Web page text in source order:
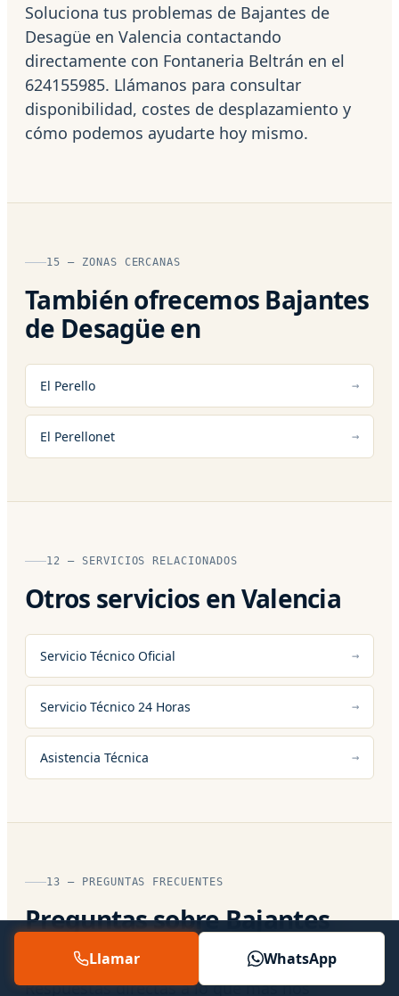
Soluciona tus problemas de Bajantes de
Desagüe en Valencia contactando
directamente con Fontaneria Beltrán en el
624155985. Llámanos para consultar
disponibilidad, costes de desplazamiento y
cómo podemos ayudarte hoy mismo.
15 — ZONAS CERCANAS
También ofrecemos Bajantes
de Desagüe en
El Perello
El Perellonet
12 — SERVICIOS RELACIONADOS
Otros servicios en Valencia
Servicio Técnico Oficial
Servicio Técnico 24 Horas
Asistencia Técnica
13 — PREGUNTAS FRECUENTES
Preguntas sobre Bajantes
Desagues en Valencia
Respuestas directas a lo que más nos
Llamar WhatsApp